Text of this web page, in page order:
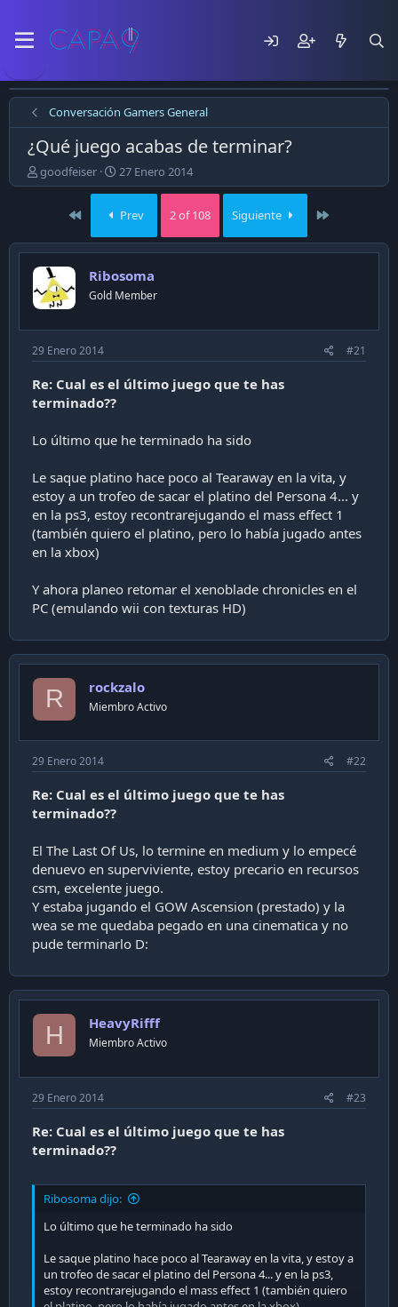
Conversación Gamers General
¿Qué juego acabas de terminar?
E
m
ó
e
t
e
m
a
goodfeiser
F
e
h
a
d
p
u
l
c
a
c
n
27 Enero 2014
First Prev 2 of 108 Siguiente
Ribosoma
Gold Member
29 Enero 2014 #21
Re: Cual es el último juego que te has
terminado??
Lo último que he terminado ha sido
Le saque platino hace poco al Tearaway en la vita, y
estoy a un trofeo de sacar el platino del Persona 4... y
en la ps3, estoy recontrarejugando el mass effect 1
(también quiero el platino, pero lo había jugado antes
en la xbox)
Y ahora planeo retomar el xenoblade chronicles en el
PC (emulando wii con texturas HD)
R rockzalo
Miembro Activo
29 Enero 2014 #22
Re: Cual es el último juego que te has
terminado??
El The Last Of Us, lo termine en medium y lo empecé
denuevo en superviviente, estoy precario en recursos
csm, excelente juego.
Y estaba jugando el GOW Ascension (prestado) y la
wea se me quedaba pegado en una cinematica y no
pude terminarlo D:
H HeavyRifff
Miembro Activo
29 Enero 2014 #23
Re: Cual es el último juego que te has
terminado??
Ribosoma dijo:
Lo último que he terminado ha sido
Le saque platino hace poco al Tearaway en la vita, y estoy a
un trofeo de sacar el platino del Persona 4... y en la ps3,
estoy recontrarejugando el mass effect 1 (también quiero